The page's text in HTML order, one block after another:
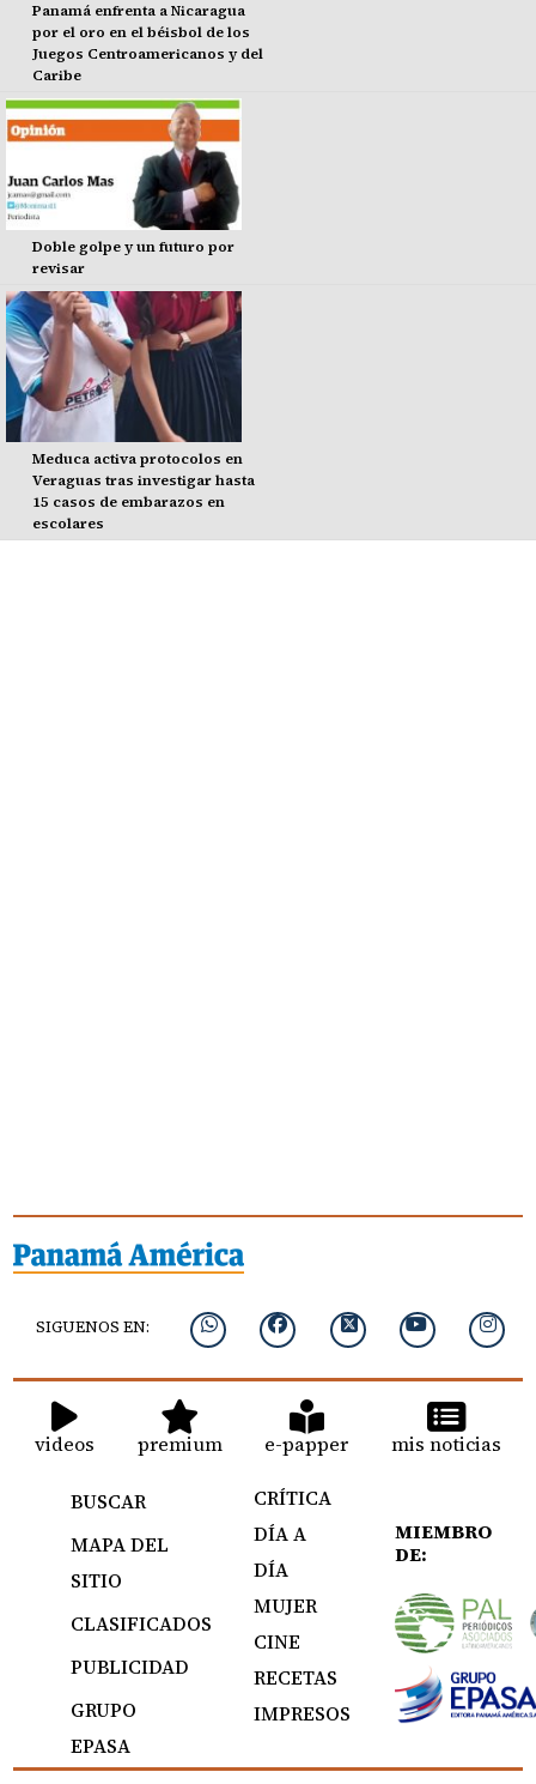
Panamá enfrenta a Nicaragua
por el oro en el béisbol de los
Juegos Centroamericanos y del
Caribe
Doble golpe y un futuro por
revisar
Meduca activa protocolos en
Veraguas tras investigar hasta
15 casos de embarazos en
escolares
SIGUENOS EN:
videos premium e-papper mis noticias
BUSCAR
MAPA DEL
SITIO
CLASIFICADOS
PUBLICIDAD
GRUPO
EPASA
CRÍTICA
DÍA A
DÍA
MUJER
CINE
RECETAS
IMPRESOS
MIEMBRO
DE: